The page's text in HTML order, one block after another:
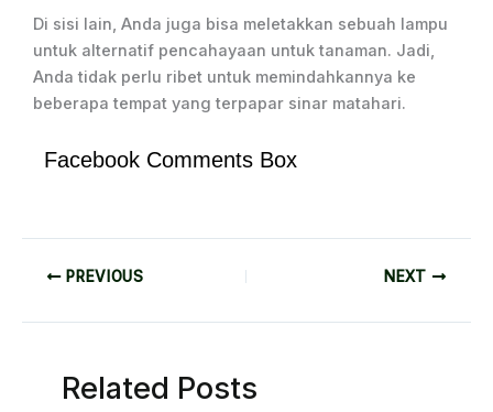
Di sisi lain, Anda juga bisa meletakkan sebuah lampu
untuk alternatif pencahayaan untuk tanaman. Jadi,
Anda tidak perlu ribet untuk memindahkannya ke
beberapa tempat yang terpapar sinar matahari.
Facebook Comments Box
PREVIOUS NEXT
Related Posts